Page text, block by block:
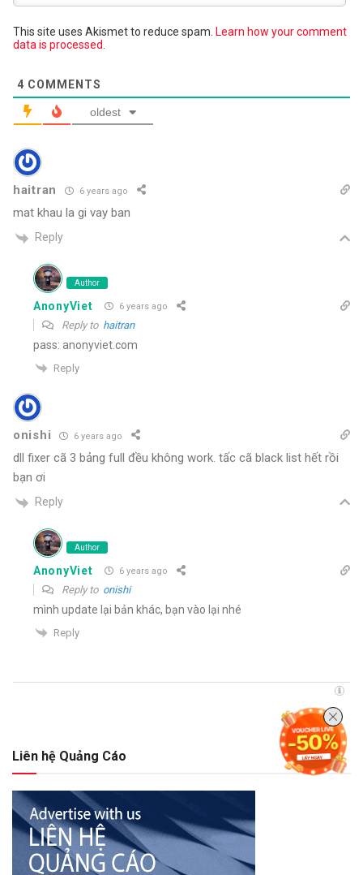
This site uses Akismet to reduce spam. Learn how your comment
data is processed.
4 COMMENTS
oldest
haitran 6 years ago
mat khau la gi vay ban
Reply
Author
AnonyViet 6 years ago
Reply to haitran
pass: anonyviet.com
Reply
onishi 6 years ago
dll fixer cã 3 bảng full đều không work. tấc cã black list hết rồi
bạn ơi
Reply
Author
AnonyViet 6 years ago
Reply to onishi
mình update lại bản khác, bạn vào lại nhé
Reply
Liên hệ Quảng Cáo